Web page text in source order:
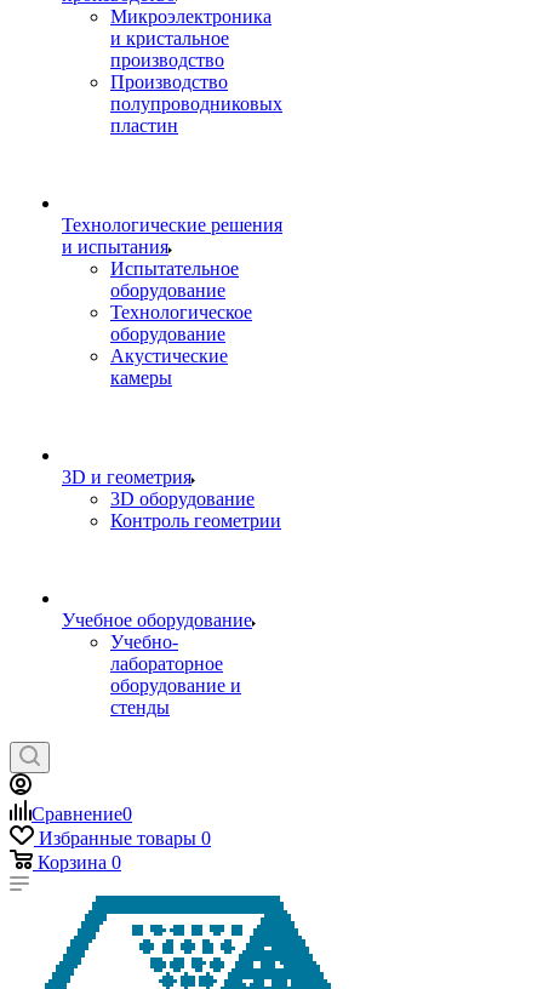
Микроэлектроника
и кристальное
производство
Производство
полупроводниковых
пластин
Технологические решения
и испытания
Испытательное
оборудование
Технологическое
оборудование
Акустические
камеры
3D и геометрия
3D оборудование
Контроль геометрии
Учебное оборудование
Учебно-
лабораторное
оборудование и
стенды
Сравнение0
Избранные товары 0
Корзина 0